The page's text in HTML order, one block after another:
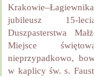
jubileusz 15-
Duszpasterstwa
Miejsce
nieprzypadkowo,
w kaplicy św. s.